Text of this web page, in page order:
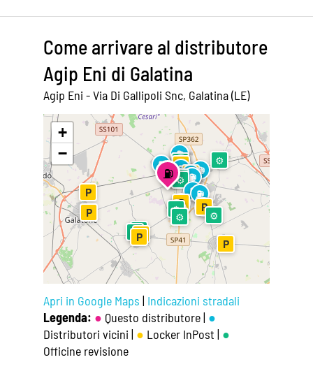
Come arrivare al distributore
Agip Eni di Galatina
Agip Eni - Via Di Gallipoli Snc, Galatina (LE)
⛽
⛽⛽
⛽
⛽
⛽
⛽
⛽
⛽
⛽
⛽
⛽
⛽
⛽
⛽
⛽
P
P
P
P
P
P
P
P
P
P
⚙
⚙
⚙
⚙
⚙
⚙
⚙
⚙
⚙
⚙
+
−
Apri in Google Maps | Indicazioni stradali
Legenda: ● Questo distributore | ●
Distributori vicini | ● Locker InPost | ●
Officine revisione